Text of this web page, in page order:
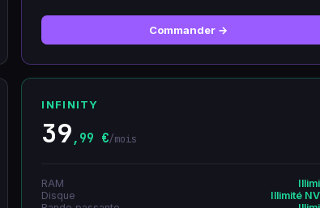
Commander →
INFINITY
39,99 €/mois
RAM
Disque
Illimité